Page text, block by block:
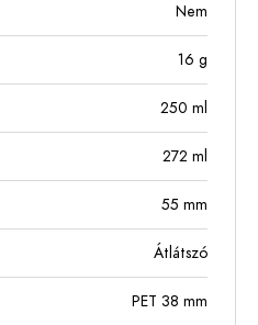
Nem
16 g
250 ml
272 ml
55 mm
Átlátszó
PET 38 mm